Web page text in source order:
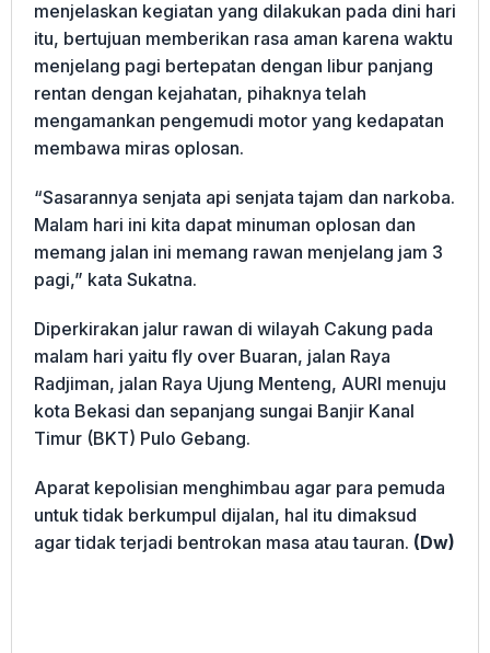
menjelaskan kegiatan yang dilakukan pada dini hari
itu, bertujuan memberikan rasa aman karena waktu
menjelang pagi bertepatan dengan libur panjang
rentan dengan kejahatan, pihaknya telah
mengamankan pengemudi motor yang kedapatan
membawa miras oplosan.
“Sasarannya senjata api senjata tajam dan narkoba.
Malam hari ini kita dapat minuman oplosan dan
memang jalan ini memang rawan menjelang jam 3
pagi,” kata Sukatna.
Diperkirakan jalur rawan di wilayah Cakung pada
malam hari yaitu fly over Buaran, jalan Raya
Radjiman, jalan Raya Ujung Menteng, AURI menuju
kota Bekasi dan sepanjang sungai Banjir Kanal
Timur (BKT) Pulo Gebang.
Aparat kepolisian menghimbau agar para pemuda
untuk tidak berkumpul dijalan, hal itu dimaksud
agar tidak terjadi bentrokan masa atau tauran. (Dw)